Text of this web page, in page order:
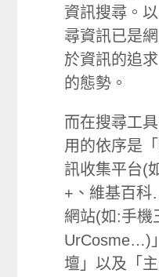
資訊搜尋。
尋資訊已是
於資訊的追
的態勢。
而在搜尋工
用的依序是
訊收集平台(
+、維基百
網站(如:手機
UrCosme…)
壇」以及「